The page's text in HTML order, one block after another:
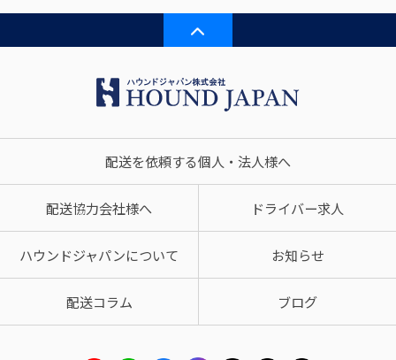
配送を依頼する個人・法人様へ
配送協力会社様へ ドライバー求人
ハウンドジャパンについて お知らせ
配送コラム ブログ